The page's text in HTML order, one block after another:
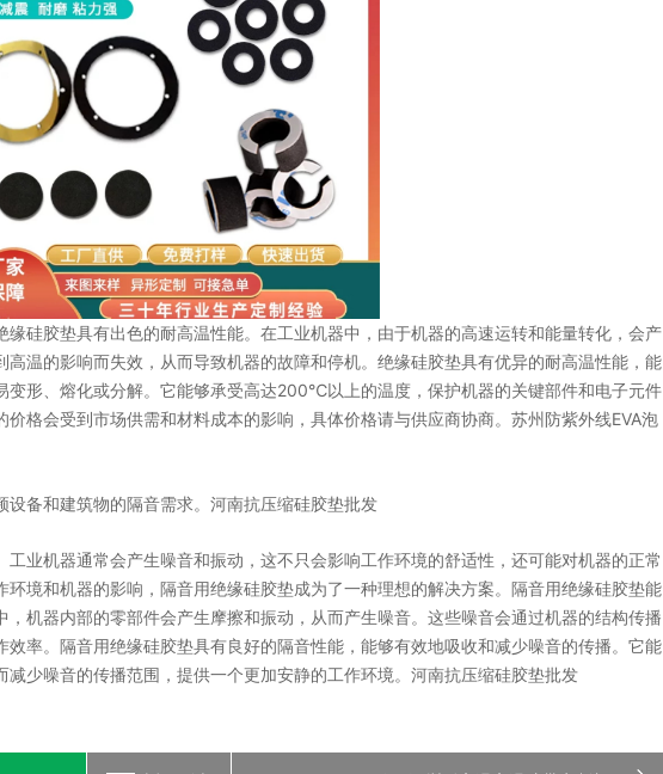
硅胶垫具有出色的耐高温性能。在工业机器中，由于机器的高速运转和能量转化，会产
温的影响而失效，从而导致机器的故障和停机。绝缘硅胶垫具有优异的耐高温性能，能
变形、熔化或分解。它能够承受高达200℃以上的温度，保护机器的关键部件和电子元件
格会受到市场供需和材料成本的影响，具体价格请与供应商协商。苏州防紫外线EVA泡
备和建筑物的隔音需求。河南抗压缩硅胶垫批发
业机器通常会产生噪音和振动，这不只会影响工作环境的舒适性，还可能对机器的正常
境和机器的影响，隔音用绝缘硅胶垫成为了一种理想的解决方案。隔音用绝缘硅胶垫能
机器内部的零部件会产生摩擦和振动，从而产生噪音。这些噪音会通过机器的结构传播
率。隔音用绝缘硅胶垫具有良好的隔音性能，能够有效地吸收和减少噪音的传播。它能
少噪音的传播范围，提供一个更加安静的工作环境。河南抗压缩硅胶垫批发